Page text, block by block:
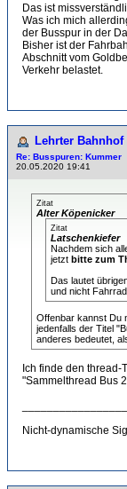
Das ist
Was ich mich
der Busspur in der
Bisher ist der
Abschnitt vom
Verkehr belastet.
Lehrter Bahnhof
Re: Busspuren: Kummer
20.05.2020 19:41
Zitat
Alter Köpenicker
Zitat
Latschenkiefer
Nachdem sich
jetzt bitte zum
Das lautet
und nicht
Offenbar kannst Du
jedenfalls der Titel
anderes bedeutet,
Ich finde den thread-
"Sammelthread Bus
Nicht-dynamische